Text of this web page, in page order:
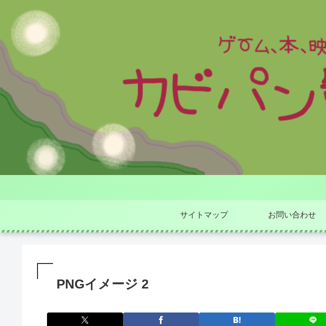
サイトマップ お問い合わせ
PNGイメージ 2